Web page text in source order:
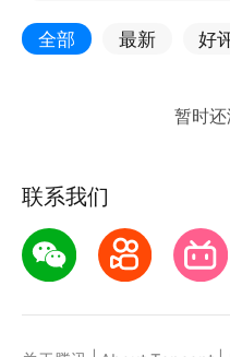
全部 最新 好
联系我们